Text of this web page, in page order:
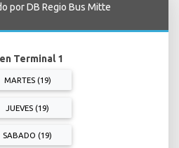
por DB Regio Bus Mitte
Terminal 1
MARTES (19)
JUEVES (19)
SABADO (19)